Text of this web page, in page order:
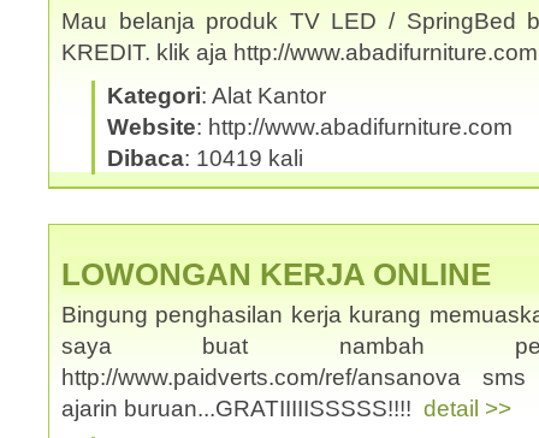
Mau belanja produk TV LED / SpringBed
KREDIT. klik aja http://
Kategori: Alat Kantor
Website: http://www.abadifurniture.com
Dibaca: 10419 kali
LOWONGAN KERJA ONLINE
Bingung penghasilan kerja kurang
saya buat nambah
http://www.paidverts.com/ref/ansanova
ajarin buruan...GRATIIIIISSSSS!!!! detail >>